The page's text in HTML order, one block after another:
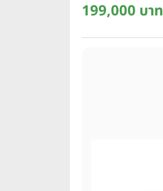
199,000 บาท